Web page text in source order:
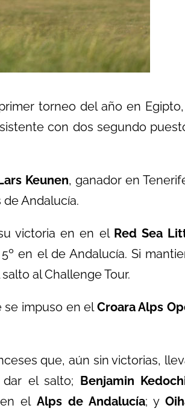
torneo del año en
con dos segundo
Keunen, ganador en
de Andalucía.
victoria en en el Red Sea
en el de Andalucía. Si
al Challenge Tour.
se impuso en elCroara Alps
que, aún sin victorias,
el salto; Benjamin
el Alps de Andalucía; y